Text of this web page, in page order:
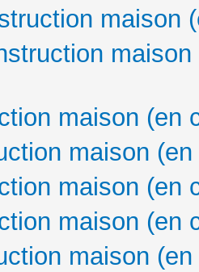
maison
maison (en
maison
maison (en
maison (en
maison